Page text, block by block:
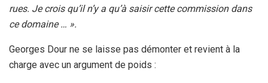
rues. Je crois qu’il n’y a qu’à saisir cette commission dans
ce domaine … ».
Georges Dour ne se laisse pas démonter et revient à la
charge avec un argument de poids :